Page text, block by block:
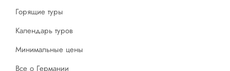
Горящие туры
Календарь туров
Минимальные цены
Все о Германии